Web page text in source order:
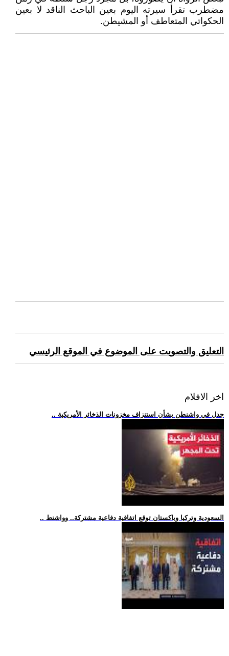
مضطرب تقرأ سيرته اليوم بعين الباحث الناقد لا بعين
الحكواتي المتعاطف أو المشيطن.
التعليق والتصويت على الموضوع في الموقع الرئيسي
اخر الافلام
.. جدل في واشنطن بشأن استنزاف مخزونات الذخائر الأمريكية
.. السعودية وتركيا وباكستان توقع اتفاقية دفاعية مشتركة.. وواشنط